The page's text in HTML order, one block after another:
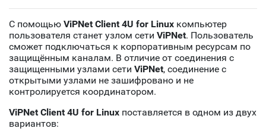
С помощью ViPNet Client 4U for Linux компьютер
пользователя станет узлом сети ViPNet. Пользователь
сможет подключаться к корпоративным ресурсам по
защищённым каналам. В отличие от соединения с
защищенными узлами сети ViPNet, соединение с
открытыми узлами не зашифровано и не
контролируется координатором.
ViPNet Client 4U for Linux поставляется в одном из двух
вариантов: